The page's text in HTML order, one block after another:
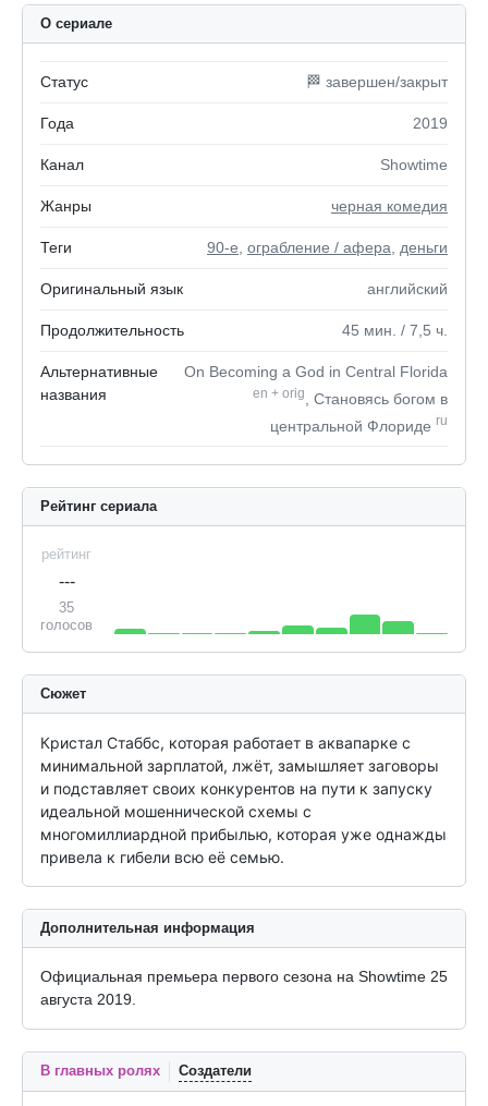
О сериале
Статус 🏁 завершен/закрыт
Года 2019
Канал Showtime
Жанры черная комедия
Теги 90-е ограбление / афера деньги
Оригинальный язык английский
Продолжительность 45 мин. / 7,5 ч.
Альтернативные
названия
On Becoming a God in Central Florida
en + orig
, Становясь богом в
центральной Флориде ru
Рейтинг сериала
рейтинг
---
35
голосов
Сюжет
Кристал Стаббс, которая работает в аквапарке с
минимальной зарплатой, лжёт, замышляет заговоры
и подставляет своих конкурентов на пути к запуску
идеальной мошеннической схемы с
многомиллиардной прибылью, которая уже однажды
привела к гибели всю её семью.
Дополнительная информация
Официальная премьера первого сезона на Showtime 25
августа 2019.
В главных ролях Создатели